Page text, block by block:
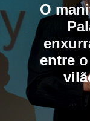
O
entre